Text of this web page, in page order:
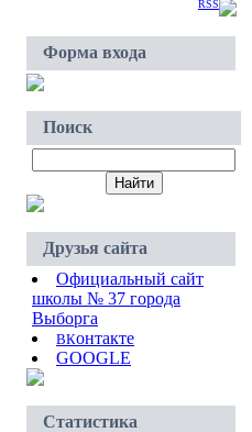
RSS
Форма входа
Поиск
Друзья сайта
Официальный сайт
школы № 37 города
Выборга
ВКонтакте
GOOGLE
Статистика